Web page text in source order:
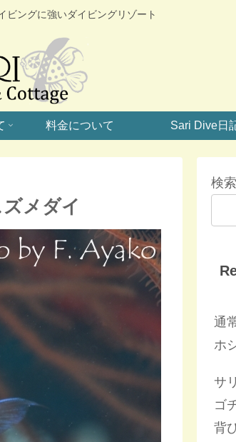
ビングに強いダイビングリゾート
料金について Sari Dive日
メダイ
検索
通
ホ
サ
ゴ
背